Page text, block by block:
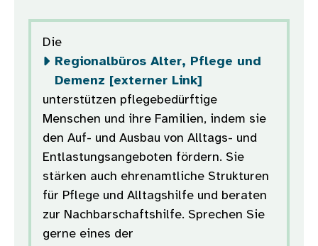
Die
Regionalbüros Alter, Pflege und
Demenz [externer Link]
unterstützen pflegebedürftige
Menschen und ihre Familien, indem sie
den Auf- und Ausbau von Alltags- und
Entlastungsangeboten fördern. Sie
stärken auch ehrenamtliche Strukturen
für Pflege und Alltagshilfe und beraten
zur Nachbarschaftshilfe. Sprechen Sie
gerne eines der